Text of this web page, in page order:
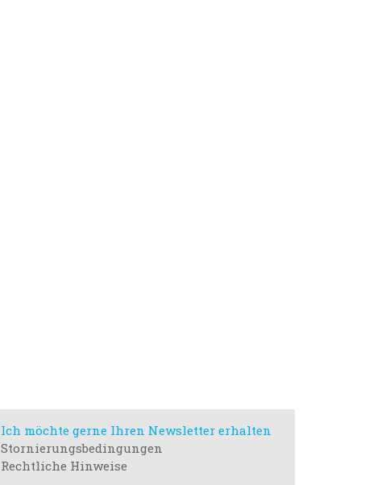
Ich möchte gerne Ihren Newsletter erhalten
Stornierungsbedingungen
Rechtliche Hinweise